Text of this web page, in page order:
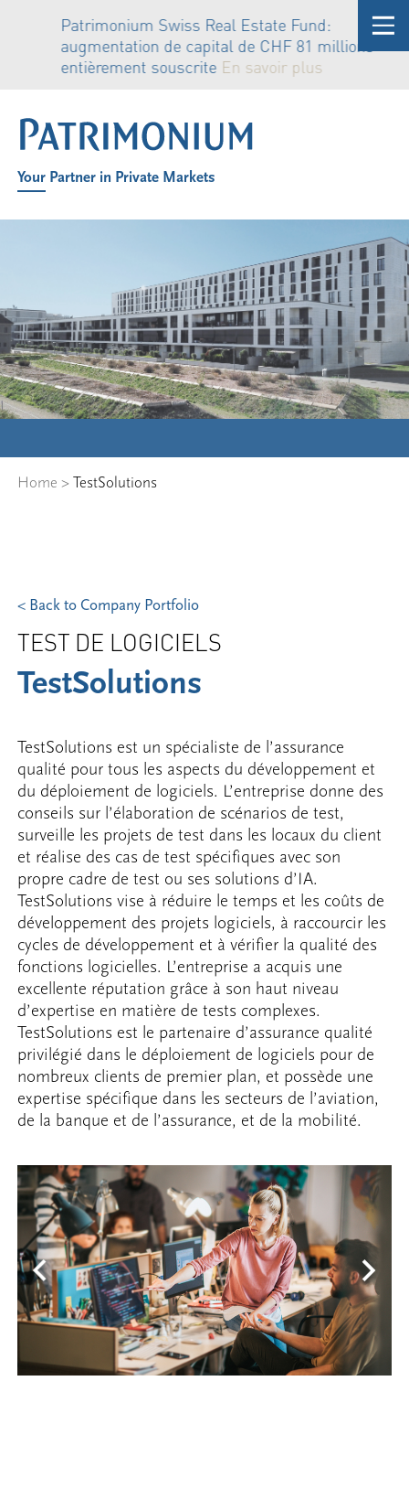
Patrimonium Swiss Real Estate Fund:
augmentation de capital de CHF 81 millions
entièrement souscriteEn savoir plus
Your Partner in Private Markets
Home >TestSolutions
< Back to Company Portfolio
TEST DE LOGICIELS
TestSolutions
TestSolutions est un spécialiste de l’assurance
qualité pour tous les aspects du développement et
du déploiement de logiciels. L’entreprise donne des
conseils sur l’élaboration de scénarios de test,
surveille les projets de test dans les locaux du client
et réalise des cas de test spécifiques avec son
propre cadre de test ou ses solutions d’IA.
TestSolutions vise à réduire le temps et les coûts de
développement des projets logiciels, à raccourcir les
cycles de développement et à vérifier la qualité des
fonctions logicielles. L’entreprise a acquis une
excellente réputation grâce à son haut niveau
d’expertise en matière de tests complexes.
TestSolutions est le partenaire d’assurance qualité
privilégié dans le déploiement de logiciels pour de
nombreux clients de premier plan, et possède une
expertise spécifique dans les secteurs de l’aviation,
de la banque et de l’assurance, et de la mobilité.